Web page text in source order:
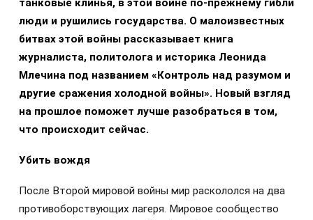
люди и рушились государства. О малоизвестных
битвах этой войны рассказывает книга
журналиста, политолога и историка Леонида
Млечина под названием «Контроль над разумом и
другие сражения холодной войны». Новый взгляд
на прошлое поможет лучше разобраться в том,
что происходит сейчас.
Убить вождя
После Второй мировой войны мир раскололся на два
противоборствующих лагеря. Мировое сообщество